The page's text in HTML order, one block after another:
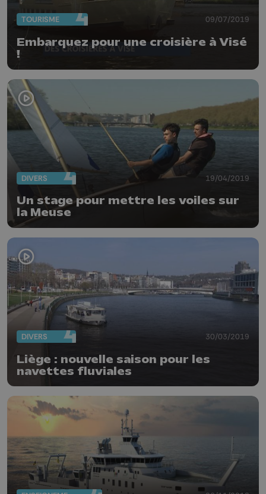
TOURISME 09/07/2019
Embarquez pour une croisière à Visé
!
DIVERS 19/04/2019
Un stage pour mettre les voiles sur
la Meuse
DIVERS 30/03/2019
Liège : nouvelle saison pour les
navettes fluviales